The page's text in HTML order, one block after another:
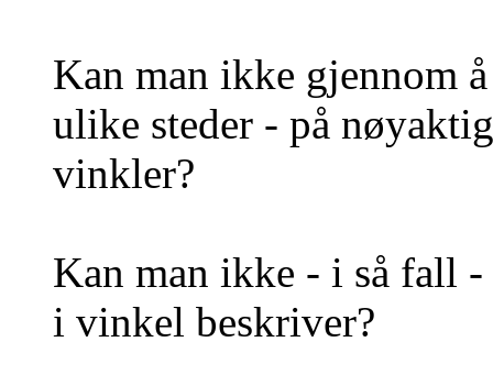
Kan man ikke gjennom
ulike steder - på
vinkler?
Kan man ikke - i så fall
i vinkel beskriver?